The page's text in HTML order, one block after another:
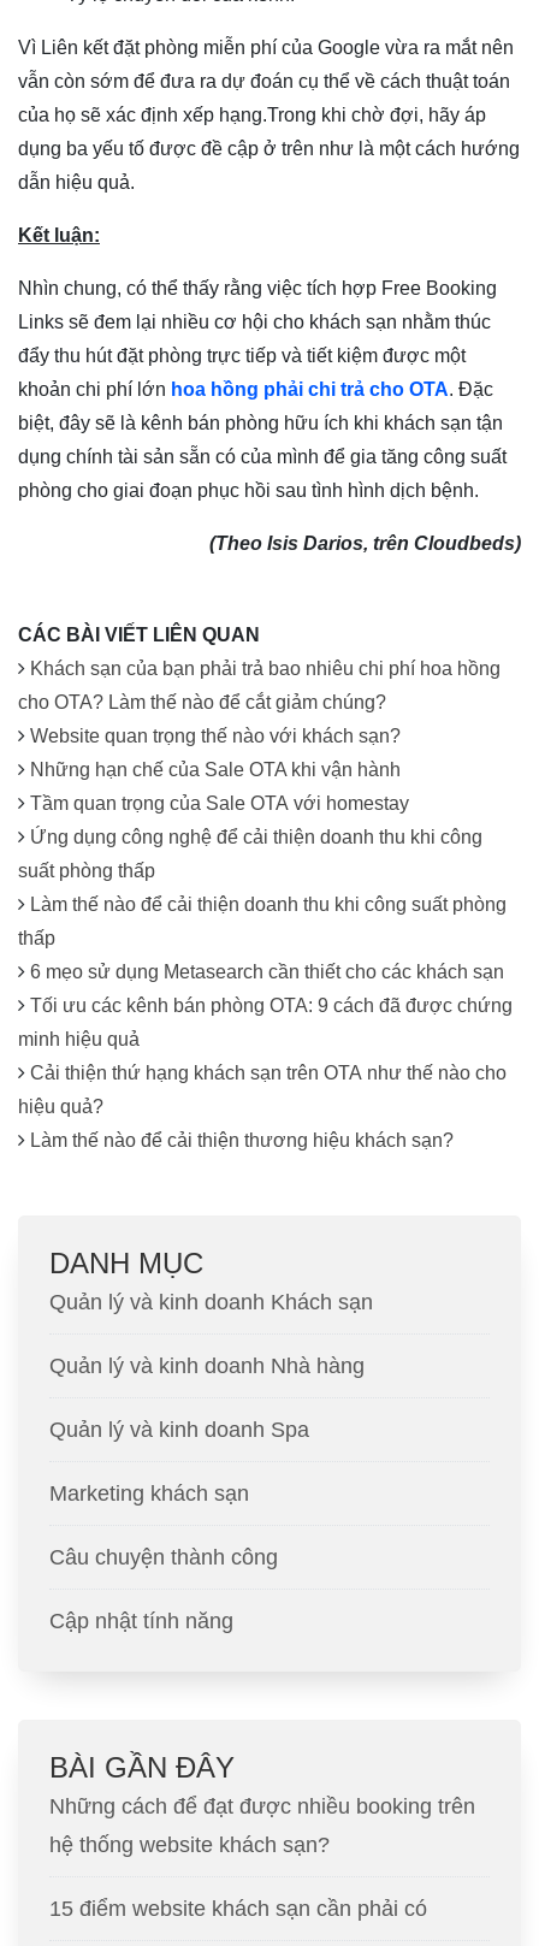
Vì Liên kết đặt phòng miễn phí của Google vừa ra mắt nên
vẫn còn sớm để đưa ra dự đoán cụ thể về cách thuật toán
của họ sẽ xác định xếp hạng.Trong khi chờ đợi, hãy áp
dụng ba yếu tố được đề cập ở trên như là một cách hướng
dẫn hiệu quả.
Kết luận:
Nhìn chung, có thể thấy rằng việc tích hợp Free Booking
Links sẽ đem lại nhiều cơ hội cho khách sạn nhằm thúc
đẩy thu hút đặt phòng trực tiếp và tiết kiệm được một
khoản chi phí lớn hoa hồng phải chi trả cho OTA. Đặc
biệt, đây sẽ là kênh bán phòng hữu ích khi khách sạn tận
dụng chính tài sản sẵn có của mình để gia tăng công suất
phòng cho giai đoạn phục hồi sau tình hình dịch bệnh.
(Theo Isis Darios, trên Cloudbeds)
CÁC BÀI VIẾT LIÊN QUAN
Khách sạn của bạn phải trả bao nhiêu chi phí hoa hồng
cho OTA? Làm thế nào để cắt giảm chúng?
Website quan trọng thế nào với khách sạn?
Những hạn chế của Sale OTA khi vận hành
Tầm quan trọng của Sale OTA với homestay
Ứng dụng công nghệ để cải thiện doanh thu khi công
suất phòng thấp
Làm thế nào để cải thiện doanh thu khi công suất phòng
thấp
6 mẹo sử dụng Metasearch cần thiết cho các khách sạn
Tối ưu các kênh bán phòng OTA: 9 cách đã được chứng
minh hiệu quả
Cải thiện thứ hạng khách sạn trên OTA như thế nào cho
hiệu quả?
Làm thế nào để cải thiện thương hiệu khách sạn?
DANH MỤC
Quản lý và kinh doanh Khách sạn
Quản lý và kinh doanh Nhà hàng
Quản lý và kinh doanh Spa
Marketing khách sạn
Câu chuyện thành công
Cập nhật tính năng
BÀI GẦN ĐÂY
Những cách để đạt được nhiều booking trên
hệ thống website khách sạn?
15 điểm website khách sạn cần phải có